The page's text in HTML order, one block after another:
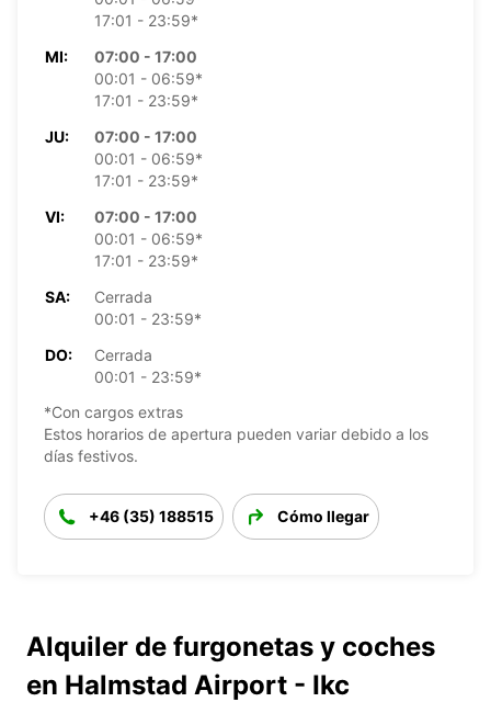
17:01 - 23:59*
MI:
07:00 - 17:00
00:01 - 06:59*
17:01 - 23:59*
JU:
07:00 - 17:00
00:01 - 06:59*
17:01 - 23:59*
VI:
07:00 - 17:00
00:01 - 06:59*
17:01 - 23:59*
SA:
Cerrada
00:01 - 23:59*
DO:
Cerrada
00:01 - 23:59*
*Con cargos extras
Estos horarios de apertura pueden variar debido a los
días festivos.
+46 (35) 188515 Cómo llegar
Alquiler de furgonetas y coches
en Halmstad Airport - Ikc